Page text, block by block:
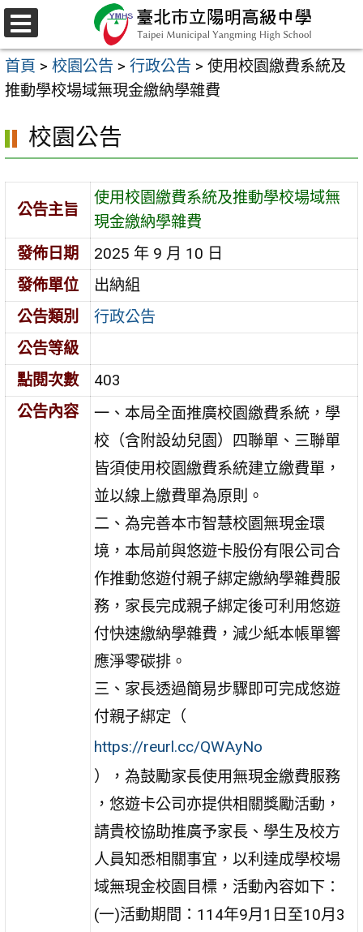
跳
至
主
要
容
區
選
單
首頁 > 校園公告 > 行政公告 > 使用校園繳費系統及
推動學校場域無現金繳納學雜費
校園公告
公告主旨
使用校園繳費系統及推動學校場域無
現金繳納學雜費
發佈日期
2025 年 9 月 10 日
發佈單位
出納組
公告類別
行政公告
公告等級
點閱次數
403
公告內容
一、本局全面推廣校園繳費系統，學
校（含附設幼兒園）四聯單、三聯單
皆須使用校園繳費系統建立繳費單，
並以線上繳費單為原則。
二、為完善本市智慧校園無現金環
境，本局前與悠遊卡股份有限公司合
作推動悠遊付親子綁定繳納學雜費服
務，家長完成親子綁定後可利用悠遊
付快速繳納學雜費，減少紙本帳單響
應淨零碳排。
三、家長透過簡易步驟即可完成悠遊
付親子綁定（
https://reurl.cc/QWAyNo
），為鼓勵家長使用無現金繳費服務
，悠遊卡公司亦提供相關獎勵活動，
請貴校協助推廣予家長、學生及校方
人員知悉相關事宜，以利達成學校場
域無現金校園目標，活動內容如下：
(一)活動期間：114年9月1日至10月3